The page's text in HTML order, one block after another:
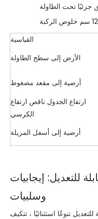
تحت الطاولة
القياسية
الأرض إلى سطح الطاولة
أرضية إلى مقعد مضغوط
ارتفاع الجدول ناقص ارتفاع
الكرسي
أرضية إلى أسفل المريلة
للتعديل: إيجابيات
وسلبيات
تنوعًا استثنائيًا ، تتكيف